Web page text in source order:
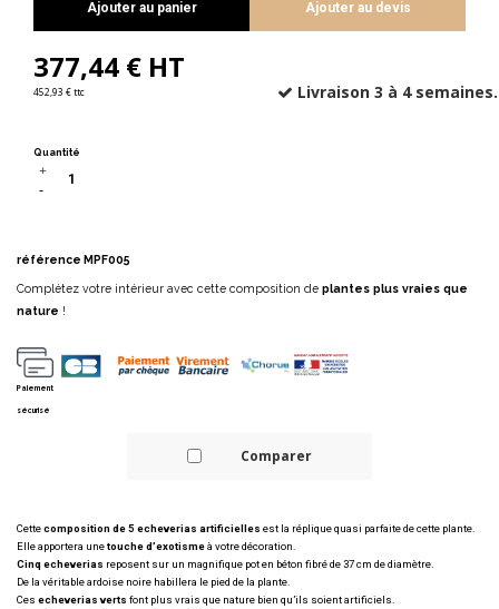
Ajouter au panier Ajouter au devis
377,44 € HT
452,93 € ttc Livraison 3 à 4 semaines.
Quantité
référence MPF005
Complétez votre intérieur avec cette composition de plantes plus vraies que
nature !
Paiement
sécurisé
Comparer
Cettecomposition de 5 echeverias artificielles est la réplique quasi parfaite de cette plante.
Elle apportera unetouche d’exotismeà votre décoration.
Cinq echeverias reposent sur un magnifique pot en béton fibré de 37 cm de diamètre.
De la véritable ardoise noire habillera le pied de la plante.
Ces echeverias verts font plus vrais que nature bien qu’ils soient artificiels.